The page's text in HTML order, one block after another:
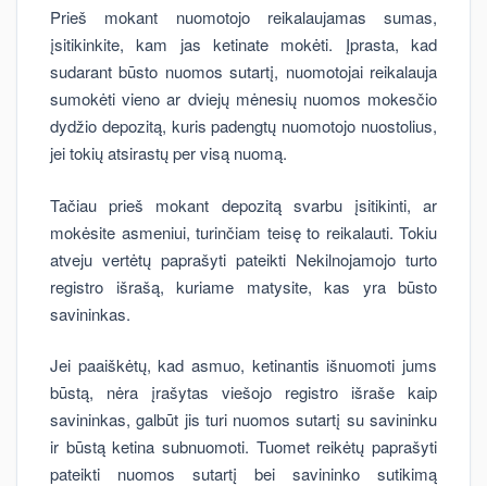
Prieš mokant nuomotojo reikalaujamas sumas,
įsitikinkite, kam jas ketinate mokėti. Įprasta, kad
sudarant būsto nuomos sutartį, nuomotojai reikalauja
sumokėti vieno ar dviejų mėnesių nuomos mokesčio
dydžio depozitą, kuris padengtų nuomotojo nuostolius,
jei tokių atsirastų per visą nuomą.
Tačiau prieš mokant depozitą svarbu įsitikinti, ar
mokėsite asmeniui, turinčiam teisę to reikalauti. Tokiu
atveju vertėtų paprašyti pateikti Nekilnojamojo turto
registro išrašą, kuriame matysite, kas yra būsto
savininkas.
Jei paaiškėtų, kad asmuo, ketinantis išnuomoti jums
būstą, nėra įrašytas viešojo registro išraše kaip
savininkas, galbūt jis turi nuomos sutartį su savininku
ir būstą ketina subnuomoti. Tuomet reikėtų paprašyti
pateikti nuomos sutartį bei savininko sutikimą